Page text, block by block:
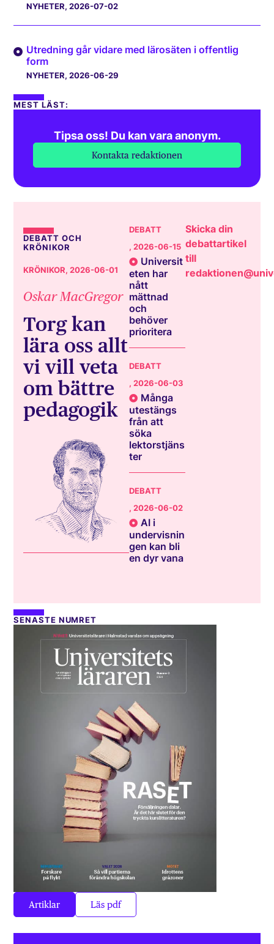
NYHETER, 2026-07-02
Utredning går vidare med lärosäten i offentlig
form
NYHETER, 2026-06-29
MEST LÄST:
Tipsa oss! Du kan vara anonym.
Kontakta redaktionen
DEBATT OCH
KRÖNIKOR
KRÖNIKOR, 2026-06-01
Oskar MacGregor
Torg kan
lära oss allt
vi vill veta
om bättre
pedagogik
DEBATT
, 2026-06-15
Universit
eten har
nått
mättnad
och
behöver
prioritera
DEBATT
, 2026-06-03
Många
utestängs
från att
söka
lektorstjäns
ter
DEBATT
, 2026-06-02
AI i
undervisnin
gen kan bli
en dyr vana
Skicka din
debattartikel
till
SENASTE NUMRET
Artiklar Läs pdf